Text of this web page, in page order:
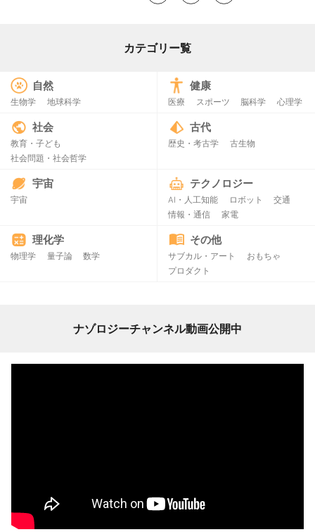
カテゴリー覧
自然
生物学 地球科学
健康
医療 スポーツ 脳科学 心理学
社会
教育・子ども
社会問題・社会哲学
古代
歴史・考古学 古生物
宇宙
宇宙
テクノロジー
AI・人工知能 ロボット
交通
情報・通信
家電
理化学
物理学 量子論 数学
その他
サブカル・アート
おもちゃ
プロダクト
ナゾロジーチャンネル動画公開中